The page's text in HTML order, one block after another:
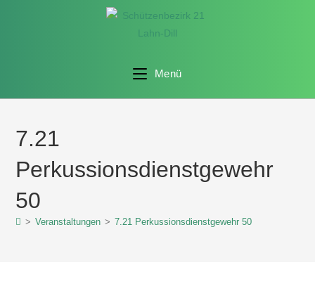
Menü
7.21
Perkussionsdienstgewehr
50
> Veranstaltungen > 7.21 Perkussionsdienstgewehr 50